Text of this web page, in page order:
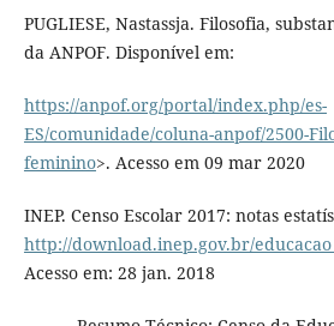
PUGLIESE, Nastassja. Filosofia,
da ANPOF. Disponível em:
https://anpof.org/portal/index.php/es-
ES/comunidade/coluna-anpof/2500-
feminino>. Acesso em 09 mar 2020
INEP. Censo Escolar 2017: notas
http://download.inep.gov.br/
Acesso em: 28 jan. 2018